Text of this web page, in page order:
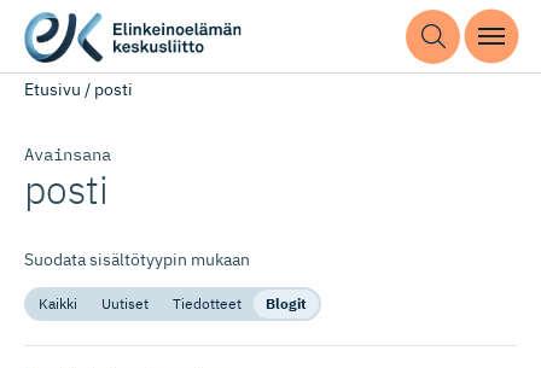
Etusivu / posti
Avainsana
posti
Suodata sisältötyypin mukaan
Kaikki Uutiset Tiedotteet Blogit